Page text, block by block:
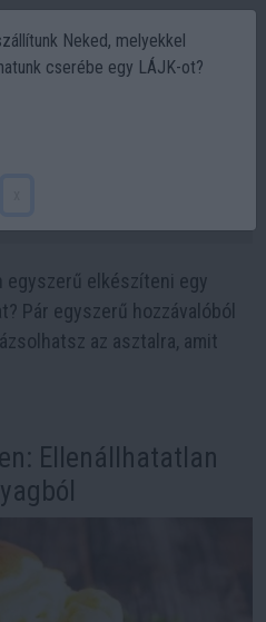
egyszerű elkészíteni egy
Pár egyszerű hozzávalóból
az asztalra, amit
Ellenállhatatlan
Neked, melyekkel
cserébe egy LÁJK-ot?